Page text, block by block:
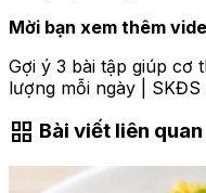
Mời bạn xem thêm
Gợi ý 3 bài tập giúp cơ
lượng mỗi ngày | SKĐS
grid_view Bài viết liên quan